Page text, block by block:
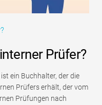
Prüfer?
ein Buchhalter, der die
Prüfers erhält, der vom
Prüfungen nach